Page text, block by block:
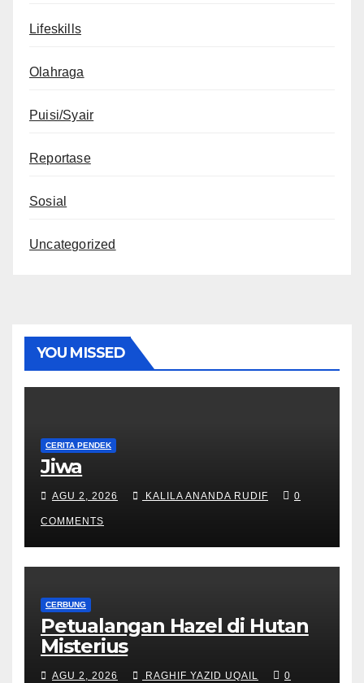
Lifeskills
Olahraga
Puisi/Syair
Reportase
Sosial
Uncategorized
YOU MISSED
CERITA PENDEK
Jiwa
AGU 2, 2026 KALILA ANANDA RUDIF 0
COMMENTS
CERBUNG
Petualangan Hazel di Hutan
Misterius
AGU 2, 2026 RAGHIF YAZID UQAIL 0